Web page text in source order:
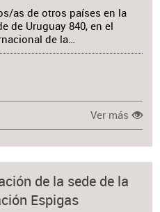
as de otros países en la
de Uruguay 840, en el
de la…
Ver más
de la sede de la
Espigas